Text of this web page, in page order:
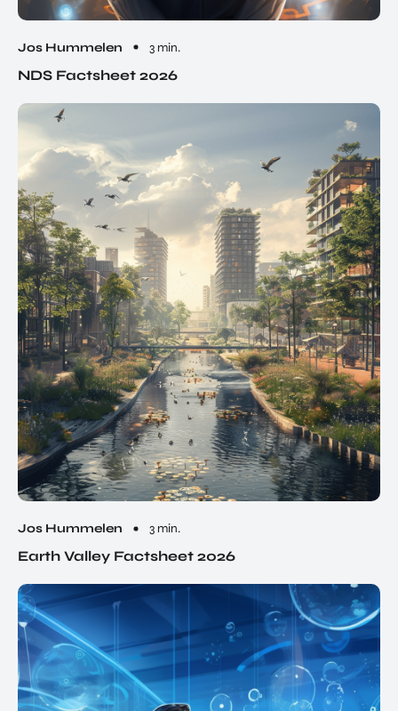
Jos Hummelen 3 min.
NDS Factsheet 2026
Jos Hummelen 3 min.
Earth Valley Factsheet 2026